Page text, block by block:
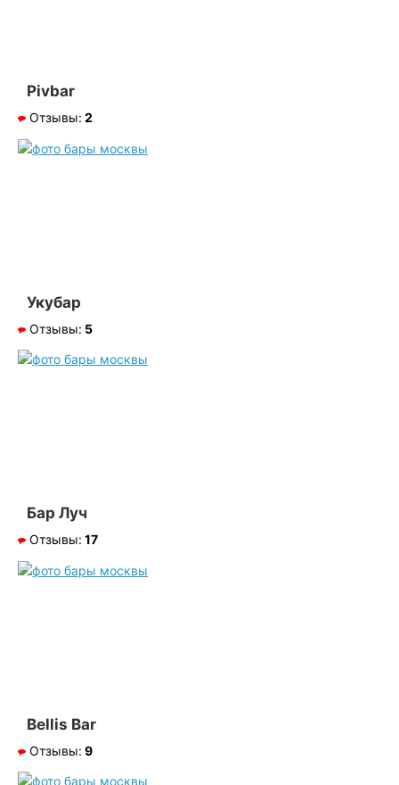
Pivbar
Отзывы: 2
Укубар
Отзывы: 5
Бар Луч
Отзывы: 17
Bellis Bar
Отзывы: 9